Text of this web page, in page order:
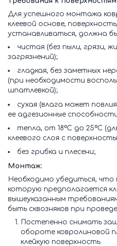
Для успешного монтажа
клеевой основе,
устанавливаться, должна
чистая (без пыли, грязи,
загрязнений);
гладкая, без заметных
(при необходимости
шпатлевкой);
сухая (влага может
ее адгезионные
тепла, от 18ºС до 25ºС
клеевого слоя с
без грибка и плесени;
Монтаж:
Необходимо убедиться, что
которую предполагается
вышеуказанным
быть сквозняков при
Постепенно снимать
обороте ковролиновой
клейкую поверхность.